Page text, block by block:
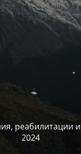
реабилитации
2024